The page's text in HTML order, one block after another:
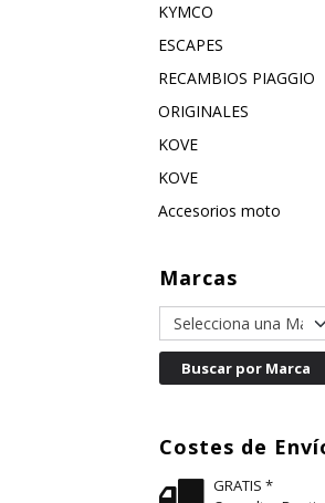
KYMCO
ESCAPES
RECAMBIOS PIAGGIO
ORIGINALES
KOVE
KOVE
Accesorios moto
Marcas
Costes de
GRATIS *